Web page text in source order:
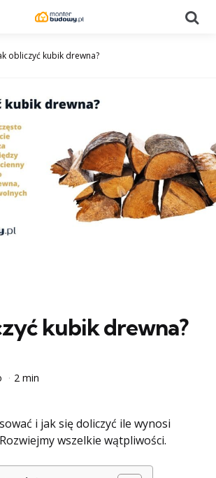
obliczyć kubik drewna?
kubik drewna?
2 min
i jak się doliczyć ile wynosi
wszelkie wątpliwości.